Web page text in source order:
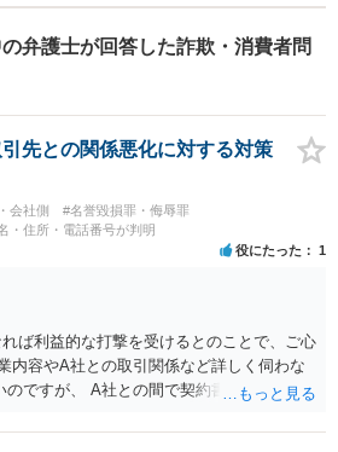
弁護士が回答した詐欺・消費者問
先との関係悪化に対する対策
会社側
#名誉毀損罪・侮辱罪
・住所・電話番号が判明
役にたった 1
ば利益的な打撃を受けるとのことで、ご心
内容やA社との取引関係など詳しく伺わな
のですが、 A社との間で契約書がある場合
ければ一方的には解除できないという可能